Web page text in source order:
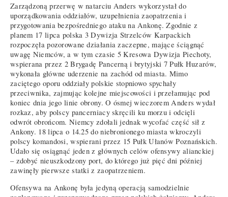
Zarządzoną przerwę w natarciu Anders wykorzystał do
uporządkowania oddziałów, uzupełnienia zaopatrzenia i
przygotowania bezpośredniego ataku na Ankonę. Zgodnie z
planem 17 lipca polska 3 Dywizja Strzelców Karpackich
rozpoczęła pozorowane działania zaczepne, mające ściągnąć
uwagę Niemców, a w tym czasie 5 Kresowa Dywizja Piechoty,
wspierana przez 2 Brygadę Pancerną i brytyjski 7 Pułk Huzarów,
wykonała główne uderzenie na zachód od miasta. Mimo
zaciętego oporu oddziały polskie stopniowo spychały
przeciwnika, zajmując kolejne miejscowości i przełamując pod
koniec dnia jego linie obrony. O ósmej wieczorem Anders wydał
rozkaz, aby polscy pancerniacy skręcili ku morzu i odcięli
odwrót obrońcom. Niemcy zdołali jednak wycofać część sił z
Ankony. 18 lipca o 14.25 do niebronionego miasta wkroczyli
polscy komandosi, wspierani przez 15 Pułk Ułanów Poznańskich.
Udało się osiągnąć jeden z głównych celów ofensywy alianckiej
– zdobyć nieuszkodzony port, do którego już pięć dni później
zawinęły pierwsze statki z zaopatrzeniem.
Ofensywa na Ankonę była jedyną operacją samodzielnie